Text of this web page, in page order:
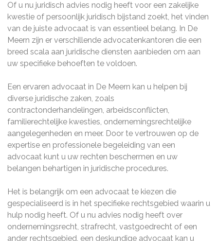
Of u nu juridisch advies nodig heeft voor een zakelijke
kwestie of persoonlijk juridisch bijstand zoekt, het vinden
van de juiste advocaat is van essentieel belang. In De
Meern zijn er verschillende advocatenkantoren die een
breed scala aan juridische diensten aanbieden om aan
uw specifieke behoeften te voldoen.
Een ervaren advocaat in De Meern kan u helpen bij
diverse juridische zaken, zoals
contractonderhandelingen, arbeidsconflicten,
familierechtelijke kwesties, ondernemingsrechtelijke
aangelegenheden en meer. Door te vertrouwen op de
expertise en professionele begeleiding van een
advocaat kunt u uw rechten beschermen en uw
belangen behartigen in juridische procedures.
Het is belangrijk om een advocaat te kiezen die
gespecialiseerd is in het specifieke rechtsgebied waarin u
hulp nodig heeft. Of u nu advies nodig heeft over
ondernemingsrecht, strafrecht, vastgoedrecht of een
ander rechtsgebied, een deskundige advocaat kan u